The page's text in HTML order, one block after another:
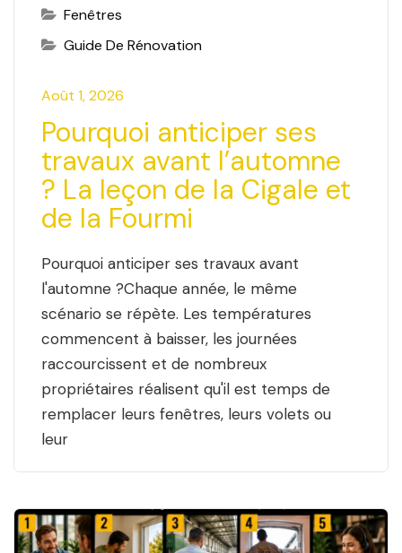
Fenêtres
Guide De Rénovation
Août 1, 2026
Pourquoi anticiper ses
travaux avant l’automne
? La leçon de la Cigale et
de la Fourmi
Pourquoi anticiper ses travaux avant
l'automne ?Chaque année, le même
scénario se répète. Les températures
commencent à baisser, les journées
raccourcissent et de nombreux
propriétaires réalisent qu'il est temps de
remplacer leurs fenêtres, leurs volets ou
leur